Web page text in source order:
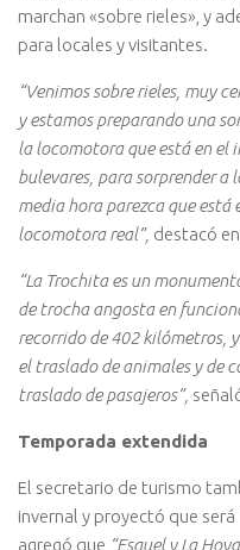
marchan «sobre rieles», y
para locales y visitantes.
“Venimos sobre rieles, muy
y estamos preparando una
la locomotora que está en el
bulevares, para sorprender a
media hora parezca que
locomotora real”, destacó
“La Trochita es un
de trocha angosta en
recorrido de 402 kilómetros,
el traslado de animales y de
traslado de pasajeros”,
Temporada extendida
El secretario de turismo
invernal y proyectó que será
agregó que “Esquel y La